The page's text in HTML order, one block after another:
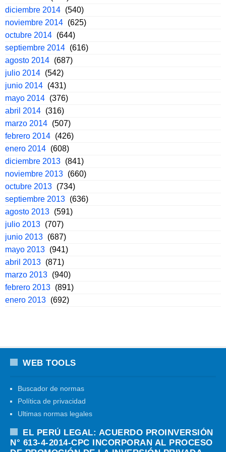
diciembre 2014 (540)
noviembre 2014 (625)
octubre 2014 (644)
septiembre 2014 (616)
agosto 2014 (687)
julio 2014 (542)
junio 2014 (431)
mayo 2014 (376)
abril 2014 (316)
marzo 2014 (507)
febrero 2014 (426)
enero 2014 (608)
diciembre 2013 (841)
noviembre 2013 (660)
octubre 2013 (734)
septiembre 2013 (636)
agosto 2013 (591)
julio 2013 (707)
junio 2013 (687)
mayo 2013 (941)
abril 2013 (871)
marzo 2013 (940)
febrero 2013 (891)
enero 2013 (692)
WEB TOOLS
Buscador de normas
Política de privacidad
Ultimas normas legales
EL PERÚ LEGAL: ACUERDO PROINVERSIÓN
N° 613-4-2014-CPC INCORPORAN AL PROCESO